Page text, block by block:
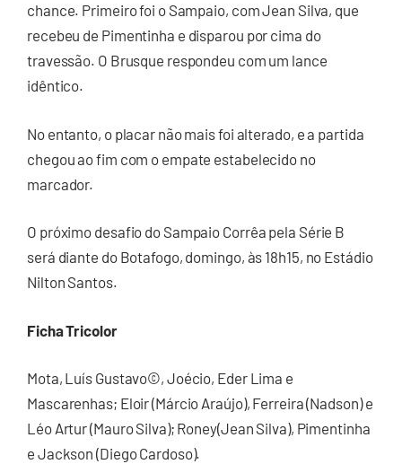
chance. Primeiro foi o Sampaio, com Jean Silva, que
recebeu de Pimentinha e disparou por cima do
travessão. O Brusque respondeu com um lance
idêntico.
No entanto, o placar não mais foi alterado, e a partida
chegou ao fim com o empate estabelecido no
marcador.
O próximo desafio do Sampaio Corrêa pela Série B
será diante do Botafogo, domingo, às 18h15, no Estádio
Nilton Santos.
Ficha Tricolor
Mota, Luís Gustavo©, Joécio, Eder Lima e
Mascarenhas; Eloir (Márcio Araújo), Ferreira (Nadson) e
Léo Artur (Mauro Silva); Roney(Jean Silva), Pimentinha
e Jackson (Diego Cardoso).